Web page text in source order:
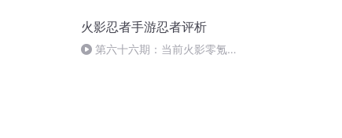
火影忍者手游忍者评析
第六十六期：当前火影零氪新